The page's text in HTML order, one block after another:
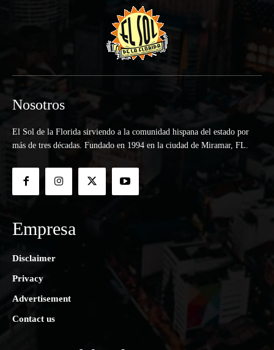
Nosotros
El Sol de la Florida sirviendo a la comunidad hispana del estado por
más de tres décadas. Fundado en 1994 en la ciudad de Miramar, FL.
Empresa
Disclaimer
Privacy
Advertisement
Contact us